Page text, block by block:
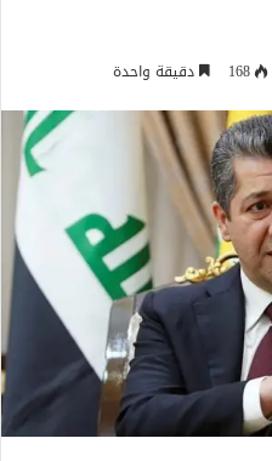
168 دقيقة واحدة